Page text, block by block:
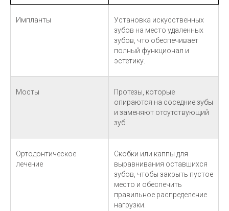
Импланты
Установка искусственных
зубов на место удаленных
зубов, что обеспечивает
полный функционал и
эстетику.
Мосты
Протезы, которые
опираются на соседние зубы
и заменяют отсутствующий
зуб.
Ортодонтическое
лечение
Скобки или каппы для
выравнивания оставшихся
зубов, чтобы закрыть пустое
место и обеспечить
правильное распределение
нагрузки.